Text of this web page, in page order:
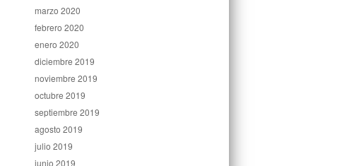
marzo 2020
febrero 2020
enero 2020
diciembre 2019
noviembre 2019
octubre 2019
septiembre 2019
agosto 2019
julio 2019
junio 2019